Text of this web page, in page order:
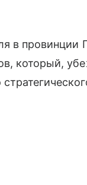
в провинции
который,